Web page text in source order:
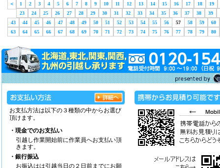
＜ 1 2 3 4 5 6 7 8 9 10 11 12 13 14 15 16 17 18 19
23
24 25 26 27 28 29 30 31 32 33 34 35 36 37 38 39
43
44 45 46 47 48 49 50 51 52 53 54 55 56 57 58 59
60
63
64 65 66 67 68 69 70 71 72 73 74 75 76 77 78 79 80
お支払方法は以下の３種類の中からお選び
頂けます。
・現金でのお支払い
引越し作業開始前に作業員へお支払い頂
きます。
・銀行振込
お振込はは引越当日の２日前までにお願